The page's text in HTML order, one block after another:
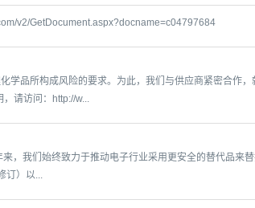
v2/GetDocument.aspx?docname=c04797684
品所构成风险的要求。为此，我们与供应商紧密合作
请访问：http://w...
，我们始终致力于推动电子行业采用更安全的替代品来
）以...